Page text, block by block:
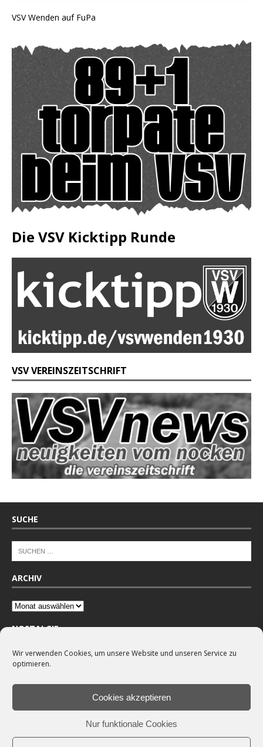
Wir verwenden Cookies, um unsere Website und unseren Service zu
optimieren.
Cookies akzeptieren
Nur funktionale Cookies
VSV Wenden auf FuPa
Die VSV Kicktipp Runde
VSV VEREINSZEITSCHRIFT
SUCHE
ARCHIV
NOSTALGIE